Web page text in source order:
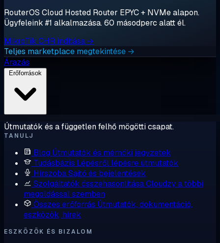
RouterOS Cloud Hosted Router EPYC + NVMe alapon.
Ügyfeleink #1 alkalmazása. 60 másodperc alatt él.
MikroTik CHR indítása →
Teljes marketplace megtekintése →
Árazás
Útmutatók és a független felhő mögötti csapat.
TANULJ
Blog Útmutatók és mérnöki jegyzetek
Tudásbázis Lépésről lépésre útmutatók
HírszobaSajtó és bejelentések
Szolgáltatók összehasonlításaCloudzy a többi
megoldással szemben
Összes erőforrás Útmutatók, dokumentáció,
eszközök, hírek
ESZKÖZÖK ÉS BIZALOM